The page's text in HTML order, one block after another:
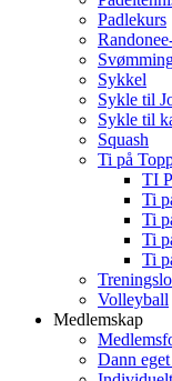
Padlekurs
Sykkel
Sykle til
Sykle til
Squash
Ti på
TI
Ti
Ti
Ti
Ti
Volleyball
Medlemskap
Dann